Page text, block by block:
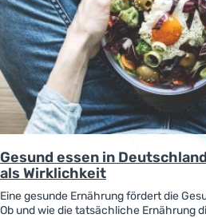
Gesund essen in
als Wirklichkeit
Eine gesunde Ernährung fördert die
Ob und wie die tatsächliche Ernährung